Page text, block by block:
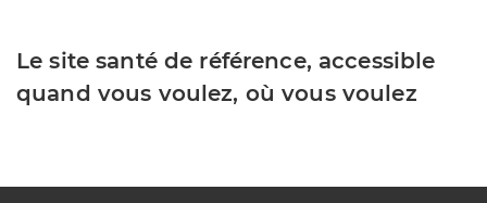
Le site santé de référence, accessible
quand vous voulez, où vous voulez